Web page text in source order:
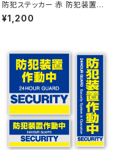
防犯ステッカー 赤 防犯装置作
動中 OS-180 オンサプライ(On
SUPPLY)
¥1,200